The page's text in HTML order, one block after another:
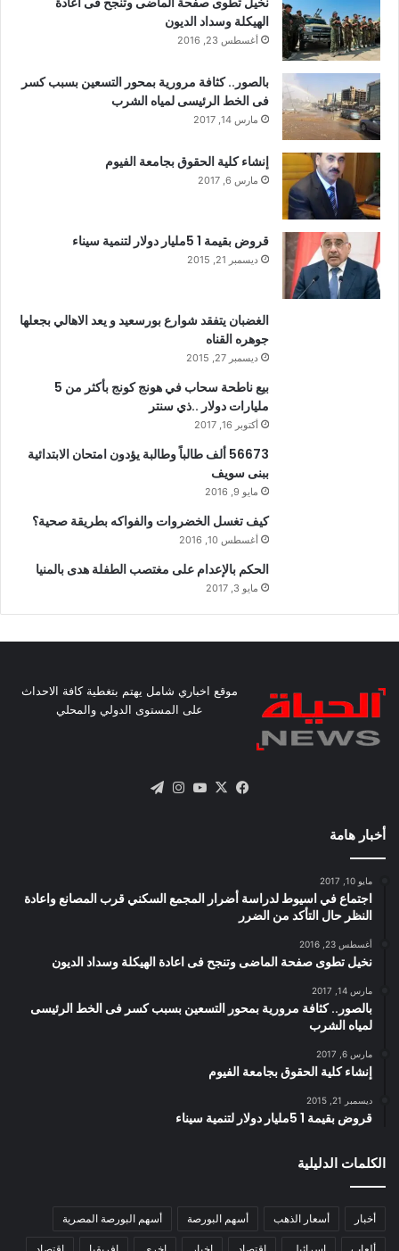
الهيكلة وسداد الديون
أغسطس 23, 2016
بالصور.. كثافة مرورية بمحور التسعين بسبب كسر
فى الخط الرئيسى لمياه الشرب
مارس 14, 2017
إنشاء كلية الحقوق بجامعة الفيوم
مارس 6, 2017
قروض بقيمة 1 5مليار دولار لتنمية سيناء
ديسمبر 21, 2015
الغضبان يتفقد شوارع بورسعيد و يعد الاهالي بجعلها
جوهره القناه
ديسمبر 27, 2015
بيع ناطحة سحاب في هونج كونج بأكثر من 5
مليارات دولار ..ذي سنتر
أكتوبر 16, 2017
56673 ألف طالباً وطالبة يؤدون امتحان الابتدائية
ببنى سويف
مايو 9, 2016
كيف تغسل الخضروات والفواكه بطريقة صحية؟
أغسطس 10, 2016
الحكم بالإعدام على مغتصب الطفلة هدى بالمنيا
مايو 3, 2017
موقع اخباري شامل يهتم بتغطية كافة الاحداث
على المستوى الدولي والمحلي
فيسبوك
X يوتيوبانستقرام
أخبار هامة
مايو 10, 2017
اجتماع في اسيوط لدراسة أضرار المجمع السكني قرب المصانع واعادة
النظر حال التأكد من الضرر
أغسطس 23, 2016
نخيل تطوى صفحة الماضى وتنجح فى اعادة الهيكلة وسداد الديون
مارس 14, 2017
بالصور.. كثافة مرورية بمحور التسعين بسبب كسر فى الخط الرئيسى
لمياه الشرب
مارس 6, 2017
إنشاء كلية الحقوق بجامعة الفيوم
ديسمبر 21, 2015
قروض بقيمة 1 5مليار دولار لتنمية سيناء
الكلمات الدليلية
أخبار أسعار الذهب أسهم البورصة أسهم البورصة المصرية